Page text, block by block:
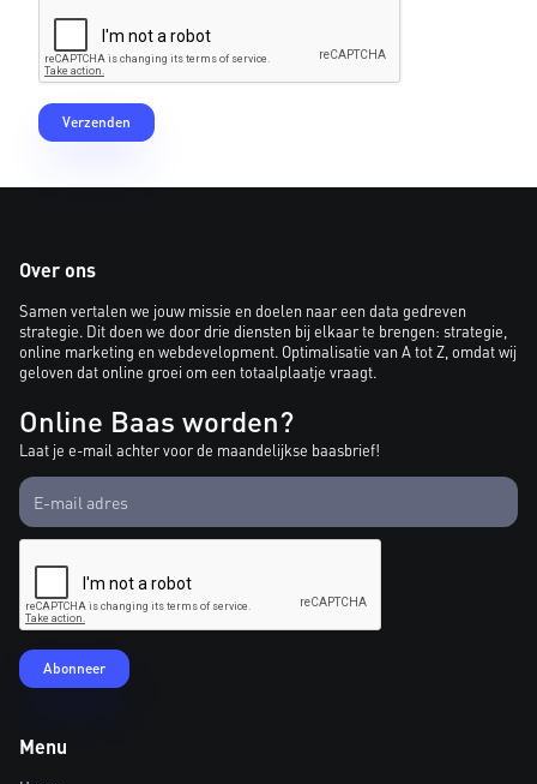
Over ons
Samen vertalen we jouw missie en doelen naar een data gedreven
strategie. Dit doen we door drie diensten bij elkaar te brengen: strategie,
online marketing en webdevelopment. Optimalisatie van A tot Z, omdat wij
geloven dat online groei om een totaalplaatje vraagt.
Online Baas worden?
Laat je e-mail achter voor de maandelijkse baasbrief!
Menu